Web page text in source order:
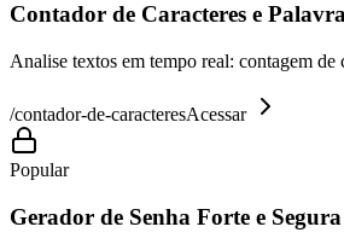
Contador de Caracteres e
Analise textos em tempo real: contagem de
/contador-de-caracteresAcessar
Popular
Gerador de Senha Forte e Segura